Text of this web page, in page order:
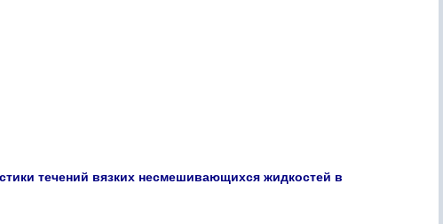
течений вязких несмешивающихся жидкостей в